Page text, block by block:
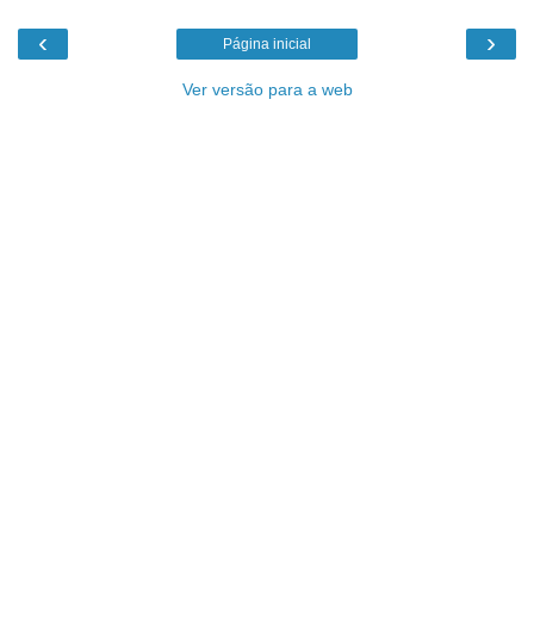
‹ ›
Página inicial
Ver versão para a web